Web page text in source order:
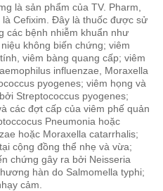
là sản phẩm của TV. Pharm,
Cefixim. Đây là thuốc được sử
các bệnh nhiễm khuẩn như
không biến chứng; viêm
viêm bàng quang cấp; viêm
influenzae, Moraxella
pyogenes; viêm họng và
Streptococcus pyogenes;
các đợt cấp của viêm phế quản
Pneumonia hoặc
hoặc Moraxella catarrhalis;
cộng đồng thể nhẹ và vừa;
chứng gây ra bởi Neisseria
hàn do Salmomella typhi;
cảm.